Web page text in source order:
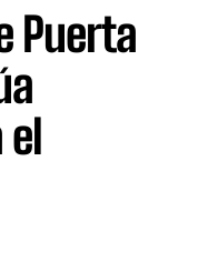
Puerta
el